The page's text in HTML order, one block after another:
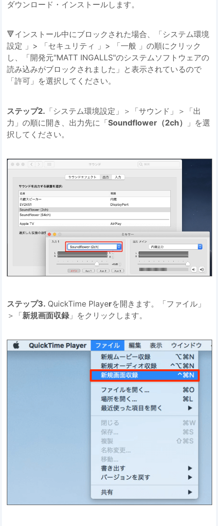
ダウンロード・インストールします。
🔻インストール中にブロックされた場合、「システム環境
設定 」> 「セキュリティ 」> 「一般 」の順にクリック
し、「開発元"MATT INGALLS"のシステムソフトウェアの
読み込みがブロックされました」と表示されているので
「許可」を選択してください。
ステップ2. 「システム環境設定」＞「サウンド」＞「出
力」の順に開き、出力先に「Soundflower（2ch）
」を選
択してください。
ステップ3. QuickTime Playerを開きます。「ファイル」
＞「新規画面収録 」をクリックします。